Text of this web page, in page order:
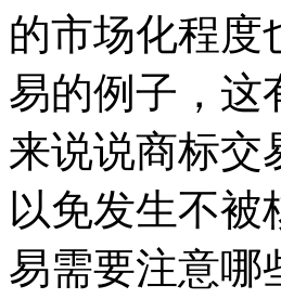
的市场化程度
易的例子，这
来说说商标交
以免发生不被
易需要注意哪